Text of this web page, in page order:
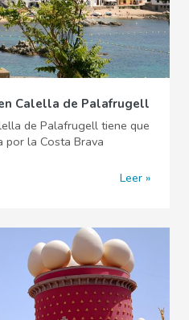
Calella de Palafrugell
de Palafrugell tiene que
por la Costa Brava
Leer